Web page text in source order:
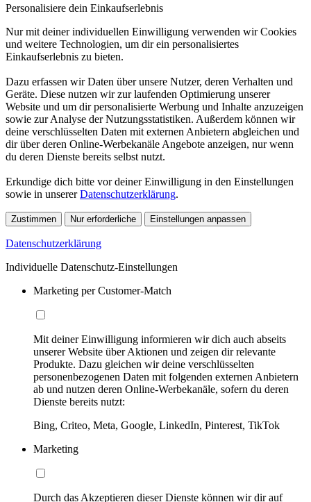
Personalisiere dein Einkaufserlebnis
Nur mit deiner individuellen Einwilligung verwenden wir Cookies
und weitere Technologien, um dir ein personalisiertes
Einkaufserlebnis zu bieten.
Dazu erfassen wir Daten über unsere Nutzer, deren Verhalten und
Geräte. Diese nutzen wir zur laufenden Optimierung unserer
Website und um dir personalisierte Werbung und Inhalte anzuzeigen
sowie zur Analyse der Nutzungsstatistiken. Außerdem können wir
deine verschlüsselten Daten mit externen Anbietern abgleichen und
dir über deren Online-Werbekanäle Angebote anzeigen, nur wenn
du deren Dienste bereits selbst nutzt.
Erkundige dich bitte vor deiner Einwilligung in den Einstellungen
sowie in unsererDatenschutzerklärung.
Zustimmen Nur erforderliche Einstellungen anpassen
Datenschutzerklärung
Individuelle Datenschutz-Einstellungen
Marketing per Customer-Match
Mit deiner Einwilligung informieren wir dich auch abseits
unserer Website über Aktionen und zeigen dir relevante
Produkte. Dazu gleichen wir deine verschlüsselten
personenbezogenen Daten mit folgenden externen Anbietern
ab und nutzen deren Online-Werbekanäle, sofern du deren
Dienste bereits nutzt:
Bing, Criteo, Meta, Google, LinkedIn, Pinterest, TikTok
Marketing
Durch das Akzeptieren dieser Dienste können wir dir auf